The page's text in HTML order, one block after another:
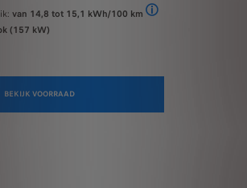
van 14,8 tot 15,1 kWh/100 km
(157 kW)
BEKIJK VOORRAAD